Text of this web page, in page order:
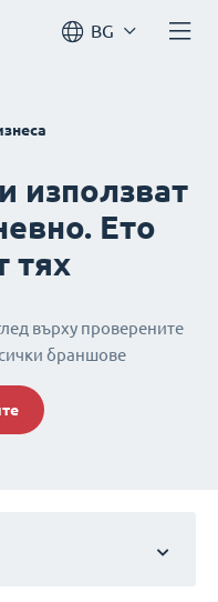
BG
използват
Ето
тях
върху проверените
браншове